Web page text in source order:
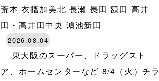
荒本 衣摺加美北 長瀬 長田 額田 高井
田・高井田中央 鴻池新田
2026.08.04
東大阪のスーパー、ドラッグスト
ア、ホームセンターなど 8/4（火）チラ